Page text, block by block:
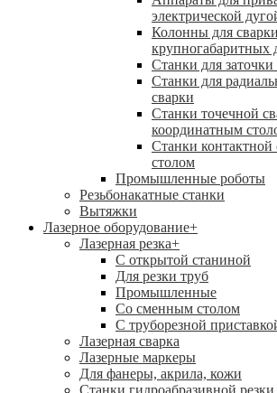
электрической
Колонны для сварки
крупногабаритных
Станки для заточки
Станки для
сварки
Станки точечной
координатным
Станки
столом
Промышленные роботы
Резьбонакатные станки
Вытяжки
Лазерное оборудование+
Лазерная резка+
С открытой станиной
Для резки труб
Промышленные
Со сменным столом
С труборезной
Лазерная сварка
Лазерные маркеры
Для фанеры, акрила, кожи
Станки гидроабразивной резки